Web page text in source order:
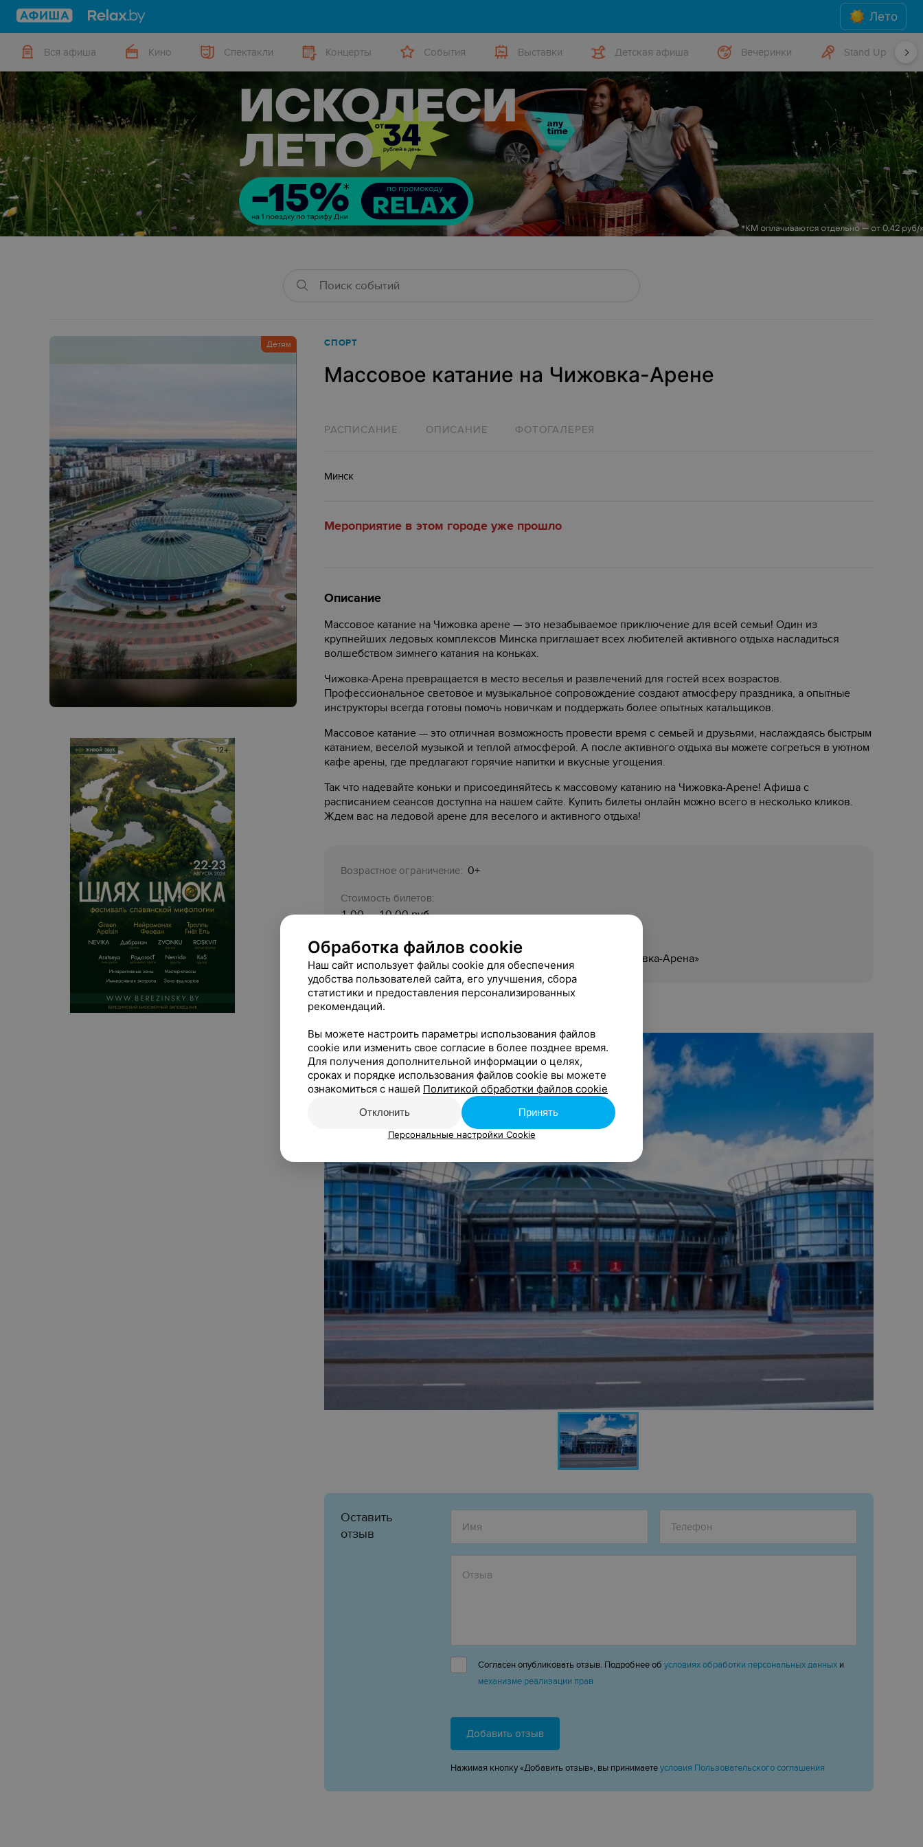
Лето
Вся афиша Кино Спектакли Концерты События Выставки Детская афиша Вечеринки Stand Up
Детям СПОРТ
Массовое катание на Чижовка-Арене
РАСПИСАНИЕ ОПИСАНИЕ ФОТОГАЛЕРЕЯ
Минск
Мероприятие в этом городе уже прошло
Описание
Массовое катание на Чижовка арене — это незабываемое приключение для всей семьи! Один из
крупнейших ледовых комплексов Минска приглашает всех любителей активного отдыха насладиться
волшебством зимнего катания на коньках.
Чижовка-Арена превращается в место веселья и развлечений для гостей всех возрастов.
Профессиональное световое и музыкальное сопровождение создают атмосферу праздника, а опытные
инструкторы всегда готовы помочь новичкам и поддержать более опытных катальщиков.
Массовое катание — это отличная возможность провести время с семьей и друзьями, наслаждаясь быстрым
катанием, веселой музыкой и теплой атмосферой. А после активного отдыха вы можете согреться в уютном
кафе арены, где предлагают горячие напитки и вкусные угощения.
Так что надевайте коньки и присоединяйтесь к массовому катанию на Чижовка-Арене! Афиша с
расписанием сеансов доступна на нашем сайте. Купить билеты онлайн можно всего в несколько кликов.
Ждем вас на ледовой арене для веселого и активного отдыха!
Возрастное ограничение: 0+
Стоимость билетов:
1,00 — 10,00 руб.
Организатор:
Государственное культурно-спортивное учреждение «Чижовка-Арена»
Фотогалерея
Оставить
отзыв
Согласен опубликовать отзыв. Подробнее об условиях обработки персональных данных и
механизме реализации прав
Добавить отзыв
Нажимая кнопку «Добавить отзыв», вы принимаетеусловия Пользовательского соглашения
Обработка файлов cookie
Наш сайт использует файлы cookie для обеспечения
удобства пользователей сайта, его улучшения, сбора
статистики и предоставления персонализированных
рекомендаций.
Вы можете настроить параметры использования файлов
cookie или изменить свое согласие в более позднее время.
Для получения дополнительной информации о целях,
сроках и порядке использования файлов cookie вы можете
ознакомиться с нашей Политикой обработки файлов cookie
Отклонить Принять
Персональные настройки Cookie